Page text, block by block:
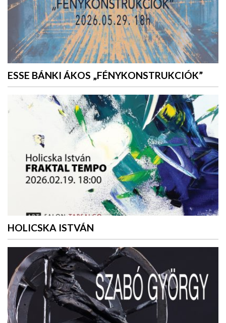
ESSE BÁNKI ÁKOS „FÉNYKONSTRUKCIÓK”
HOLICSKA ISTVÁN